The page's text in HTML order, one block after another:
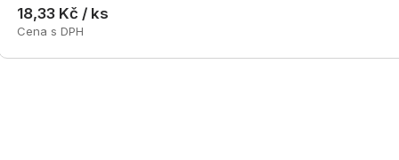
18,33 Kč / ks
Cena s DPH